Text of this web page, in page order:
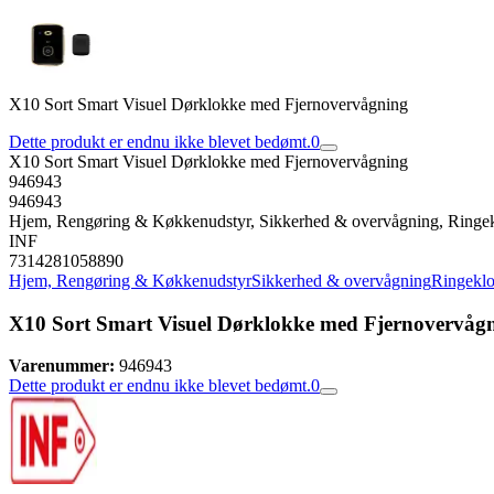
X10 Sort Smart Visuel Dørklokke med Fjernovervågning
Dette produkt er endnu ikke blevet bedømt.0
X10 Sort Smart Visuel Dørklokke med Fjernovervågning
946943
946943
Hjem, Rengøring & Køkkenudstyr, Sikkerhed & overvågning,
INF
7314281058890
Hjem, Rengøring & KøkkenudstyrSikkerhed & overvågning
X10 Sort Smart Visuel Dørklokke med
Varenummer: 946943
Dette produkt er endnu ikke blevet bedømt.0